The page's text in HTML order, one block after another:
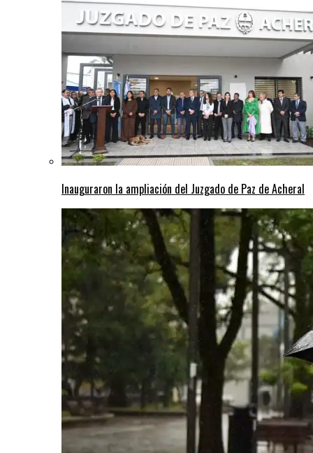
Inauguraron la ampliación del Juzgado de Paz de Acheral